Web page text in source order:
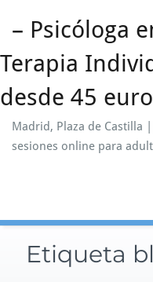
– Psicóloga
Terapia
desde 45
Madrid, Plaza de Castilla
sesiones online para
Etiqueta